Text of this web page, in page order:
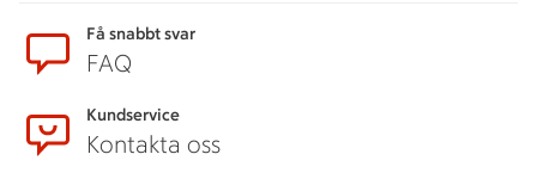
Få snabbt svar
FAQ
Kundservice
Kontakta oss